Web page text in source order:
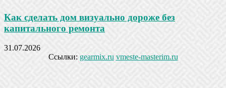
Как сделать дом визуально дороже без
капитального ремонта
31.07.2026
Ссылки: gearmix.ru vmeste-masterim.ru